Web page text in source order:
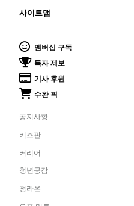
사이트맵
멤버십 구독
독자 제보
기사 후원
수완 픽
공지사항
키즈판
커리어
청년공감
청라온